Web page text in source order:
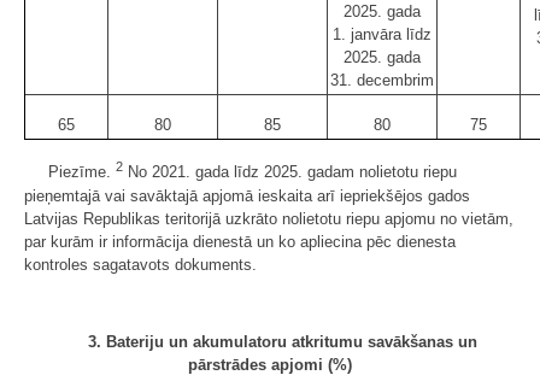
2025. gada
1. janvāra līdz
2025. gada
31. decembrim
65 80 85 80 75
Piezīme. 2 No 2021. gada līdz 2025. gadam nolietotu riepu
pieņemtajā vai savāktajā apjomā ieskaita arī iepriekšējos gados
Latvijas Republikas teritorijā uzkrāto nolietotu riepu apjomu no vietām,
par kurām ir informācija dienestā un ko apliecina pēc dienesta
kontroles sagatavots dokuments.
3. Bateriju un akumulatoru atkritumu savākšanas un
pārstrādes apjomi (%)